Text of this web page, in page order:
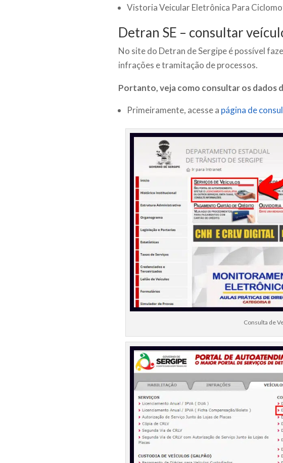
Vistoria Veicular Eletrônica Para
Detran SE – consultar
No site do Detran de Sergipe é possível
infrações e tramitação de processos.
Portanto, veja como consultar os dados
Primeiramente, acesse a página de
Consulta de